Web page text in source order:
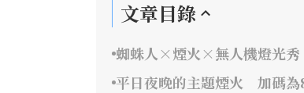
文章目錄
蜘蛛人×煙火×無人機燈光秀
平日夜晚的主題煙火 加碼為